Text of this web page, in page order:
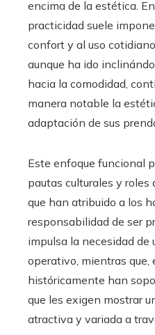
encima de la estética.
practicidad suele
confort y al uso
aunque ha ido
hacia la comodidad,
manera notable la
adaptación de sus
Este enfoque funcional
pautas culturales y
que han atribuido a los
responsabilidad de ser
impulsa la necesidad de
operativo, mientras que,
históricamente han
que les exigen mostrar
atractiva y variada a